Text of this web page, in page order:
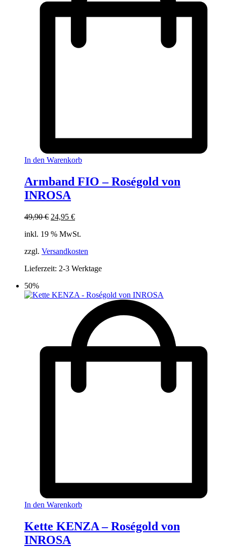
In den Warenkorb
Armband FIO – Roségold von
INROSA
49,90€ Ursprünglicher
war:
24,95 €Aktueller
ist:
inkl. 19 % MwSt.
zzgl. Versandkosten
Lieferzeit: 2-3 Werktage
50%
In den Warenkorb
Kette KENZA – Roségold von
INROSA